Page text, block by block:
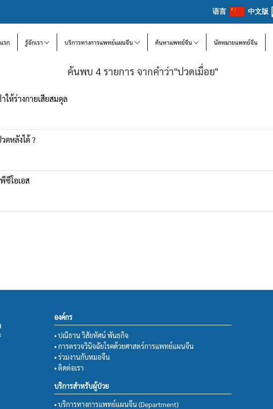
语言 中文版
รก รู้จักเรา บริการทางการแพทย์แผนจีน ค้นหาแพทย์จีน นัดหมายแพทย์จีน
ค้นพบ 4 รายการ จากคำว่า"ปวดเมื่อย"
ให้ร่างกายเสียสมดุล
ดหลังได้ ?
ซีโอเอส
องค์กร
• ปณิธาน วิสัยทัศน์ พันธกิจ
• การตรวจวินิจฉัยโรคด้วยศาสตร์การแพทย์แผนจีน
• ร่วมงานกับหมอจีน
• ติดต่อเรา
บริการสำหรับผู้ป่วย
• บริการทางการแพทย์แผนจีน (Department)